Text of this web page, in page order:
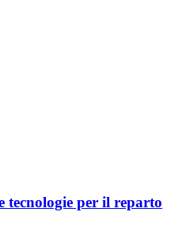
tecnologie per il reparto